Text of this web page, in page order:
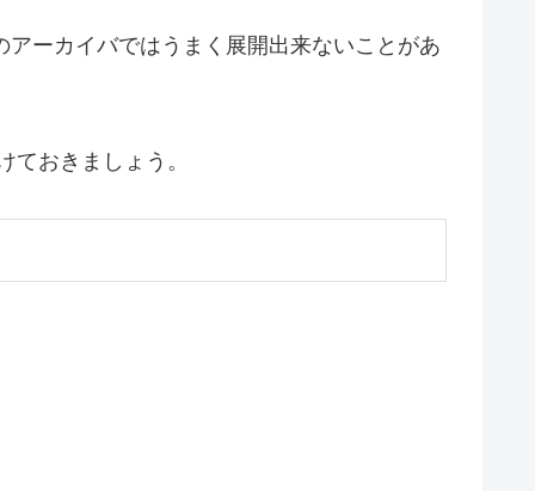
ーカイバではうまく展開出来ないことがあ
おきましょう。